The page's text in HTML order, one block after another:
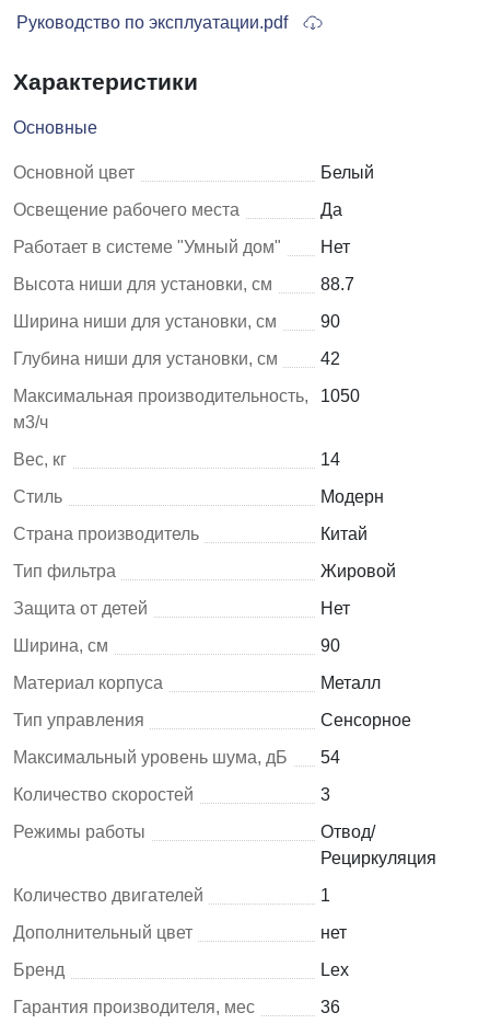
Руководство по эксплуатации.pdf
Характеристики
Основные
Основной цвет
Белый
Освещение рабочего места
Да
Работает в системе "Умный дом"
Нет
Высота ниши для установки, см
88.7
Ширина ниши для установки, см
90
Глубина ниши для установки, см
42
Максимальная производительность,
м3/ч
1050
Вес, кг
14
Стиль
Модерн
Страна производитель
Китай
Тип фильтра
Жировой
Защита от детей
Нет
Ширина, см
90
Материал корпуса
Металл
Тип управления
Сенсорное
Максимальный уровень шума, дБ
54
Количество скоростей
3
Режимы работы
Отвод/
Рециркуляция
Количество двигателей
1
Дополнительный цвет
нет
Бренд
Lex
Гарантия производителя, мес
36